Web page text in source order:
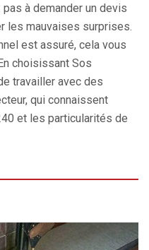
à demander un devis
les mauvaises surprises.
est assuré, cela vous
choisissant Sos
travailler avec des
qui connaissent
et les particularités de